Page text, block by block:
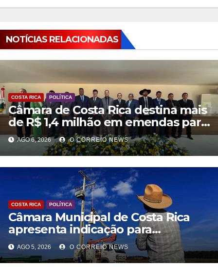
NOTÍCIAS RELACIONADAS
COSTA RICA POLÍTICA
Câmara de Costa Rica destina mais
de R$ 1,4 milhão em emendas para
investimentos em diversas áreas
AGO 6, 2026 O CORREIO NEWS
COSTA RICA POLÍTICA
Câmara Municipal de Costa Rica
apresenta indicação para
modernização da rede elétrica
rural
AGO 5, 2026 O CORREIO NEWS